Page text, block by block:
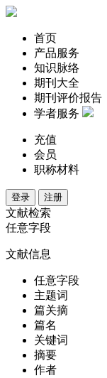
首页
产品服务
知识脉络
期刊大全
期刊评价报告
学者服务
充值
会员
职称材料
登录 注册
文献检索
任意字段
文献信息
任意字段
主题词
篇关摘
篇名
关键词
摘要
作者